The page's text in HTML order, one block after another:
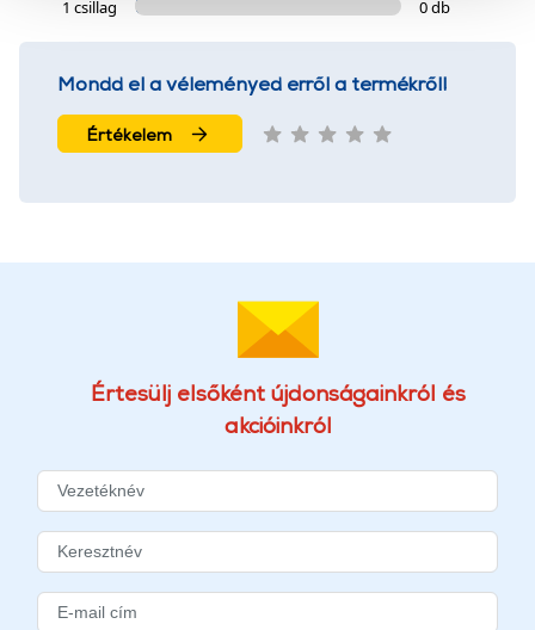
szolgáltatásaink biztosításához szükségesek. Az oldal
1 csillag
0 db
Mondd el a véleményed erről a termékről!
Értékelem
Értesülj elsőként újdonságainkról és
akcióinkról